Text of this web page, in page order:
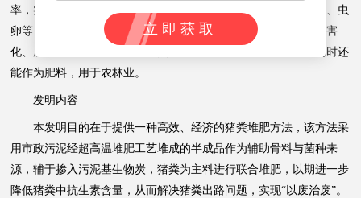
率，实现减量化，还能杀灭物料中的有害病原体微生物、寄生虫、虫
卵等，同时降解物料中的有机物，如抗生素等，使其矿质化、无害
化、腐殖化等。与此同时，腐熟后的物料在达到无害化标准的同时还
能作为肥料，用于农林业。
发明内容
本发明目的在于提供一种高效、经济的猪粪堆肥方法，该方法采
用市政污泥经超高温堆肥工艺堆成的半成品作为辅助骨料与菌种来
源，辅于掺入污泥基生物炭，猪粪为主料进行联合堆肥，以期进一步
降低猪粪中抗生素含量，从而解决猪粪出路问题，实现“以废治废”。
立即获取